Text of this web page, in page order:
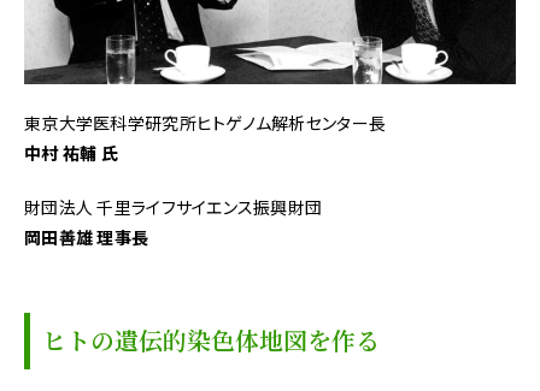
東京大学医科学研究所ヒトゲノム解析センター長
中村 祐輔 氏
財団法人 千里ライフサイエンス振興財団
岡田善雄 理事長
ヒトの遺伝的染色体地図を作る